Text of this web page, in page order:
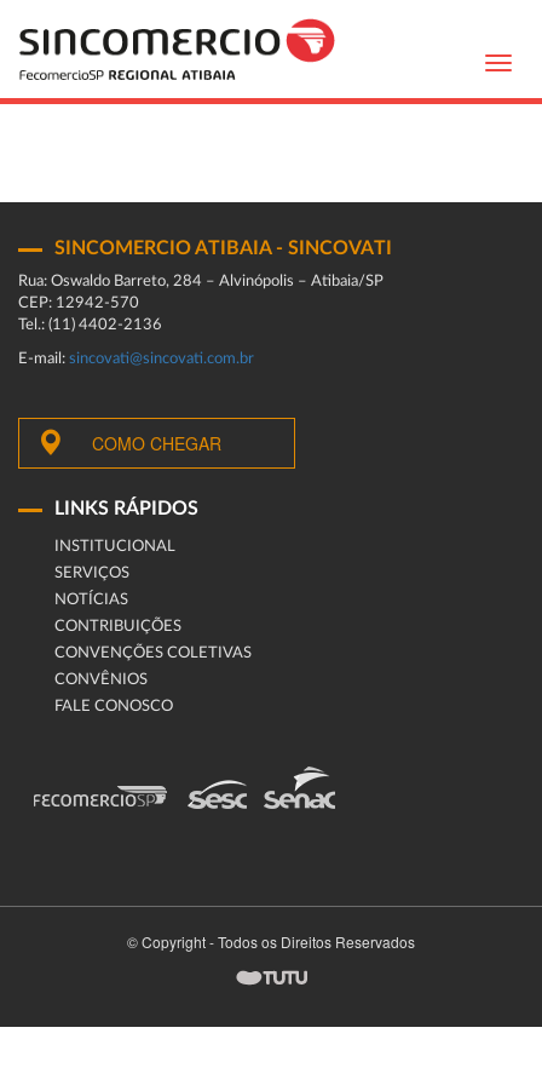
SINCOMERCIO ATIBAIA - SINCOVATI
Rua: Oswaldo Barreto, 284 – Alvinópolis – Atibaia/SP
CEP: 12942-570
Tel.: (11) 4402-2136
E-mail: sincovati@sincovati.com.br
COMO CHEGAR
LINKS RÁPIDOS
INSTITUCIONAL
SERVIÇOS
NOTÍCIAS
CONTRIBUIÇÕES
CONVENÇÕES COLETIVAS
CONVÊNIOS
FALE CONOSCO
© Copyright - Todos os Direitos Reservados